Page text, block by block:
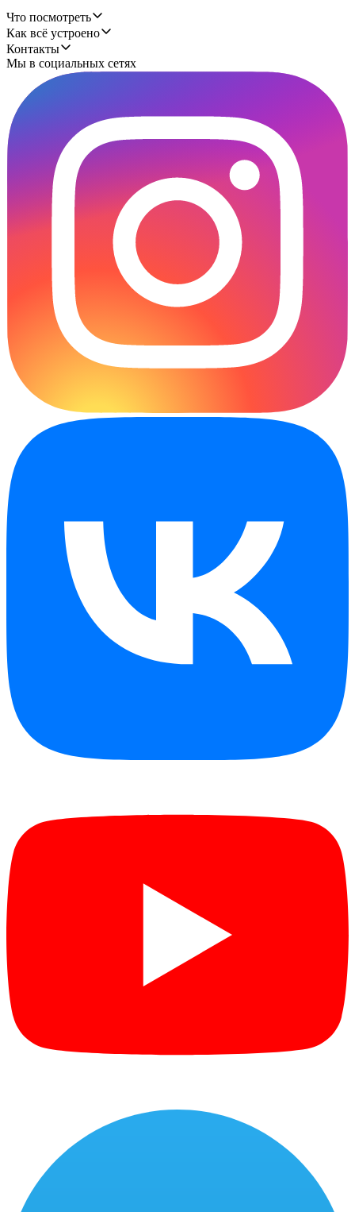
Что посмотреть
Как всё устроено
Контакты
Мы в социальных сетях